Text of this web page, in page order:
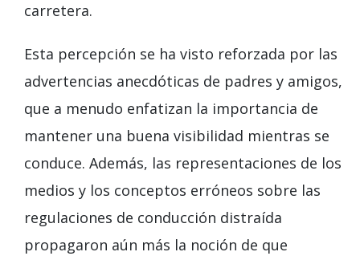
carretera.
Esta percepción se ha visto reforzada por las
advertencias anecdóticas de padres y amigos,
que a menudo enfatizan la importancia de
mantener una buena visibilidad mientras se
conduce. Además, las representaciones de los
medios y los conceptos erróneos sobre las
regulaciones de conducción distraída
propagaron aún más la noción de que